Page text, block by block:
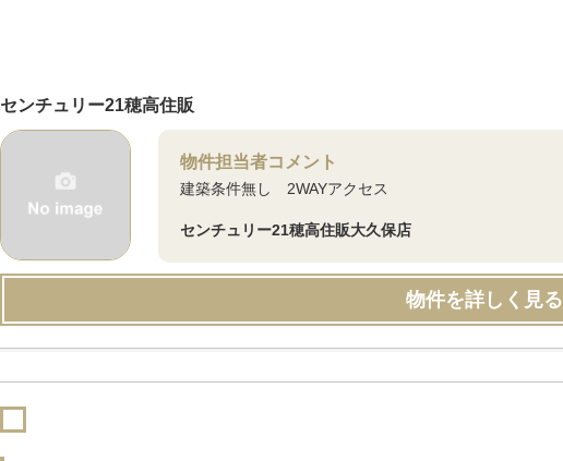
センチュリー21穂高住販
物件担当者コメント
建築条件無し 2WAYアクセス
センチュリー21穂高住販大久保店
物件を詳しく見る